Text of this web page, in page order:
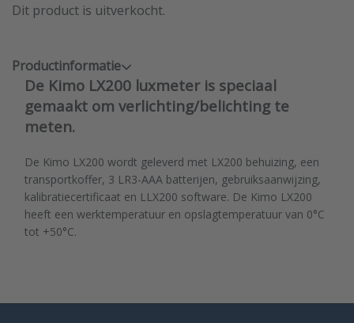
Dit product is uitverkocht.
Productinformatie
De Kimo LX200 luxmeter is speciaal
gemaakt om verlichting/belichting te
meten.
De Kimo LX200 wordt geleverd met LX200 behuizing, een
transportkoffer, 3 LR3-AAA batterijen, gebruiksaanwijzing,
kalibratiecertificaat en LLX200 software. De Kimo LX200
heeft een werktemperatuur en opslagtemperatuur van 0°C
tot +50°C.